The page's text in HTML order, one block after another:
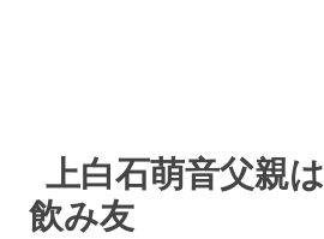
上白石萌音父親
飲み友